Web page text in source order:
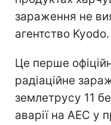
зараження не
агентство Kyodo.
Це перше
радіаційне
землетрусу 11
аварії на АЕС у